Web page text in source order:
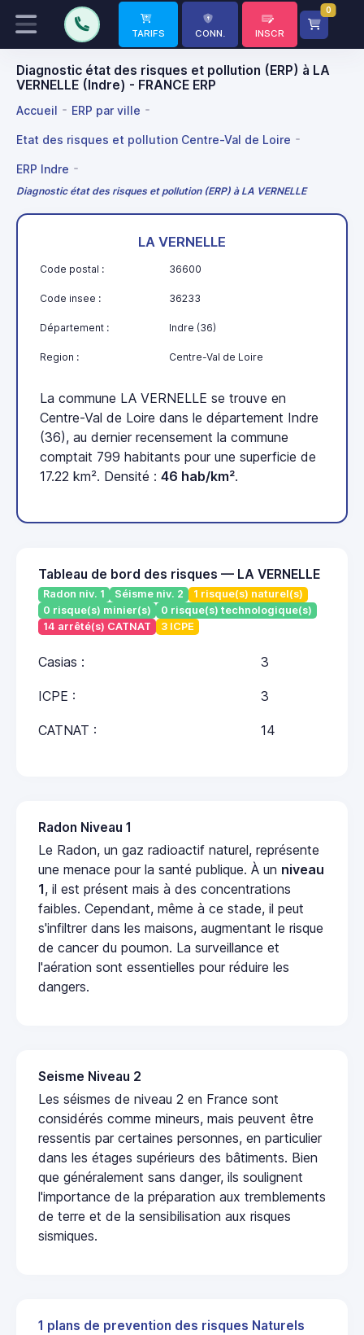
TARIFS CONN. INSCR
0
Diagnostic état des risques et pollution (ERP) à LA
VERNELLE (Indre) - FRANCE ERP
Accueil ERP par ville
Etat des risques et pollution Centre-Val de Loire
ERP Indre
Diagnostic état des risques et pollution (ERP) à LA VERNELLE
LA VERNELLE
Code postal : 36600
Code insee : 36233
Département : Indre (36)
Region : Centre-Val de Loire
La commune LA VERNELLE se trouve en
Centre-Val de Loire dans le département Indre
(36), au dernier recensement la commune
comptait 799 habitants pour une superficie de
17.22 km². Densité : 46 hab/km².
Tableau de bord des risques — LA VERNELLE
Radon niv. 1 Séisme niv. 2
1 risque(s) naturel(s)
0 risque(s) minier(s)
0 risque(s) technologique(s)
14 arrêté(s) CATNAT
3 ICPE
Casias : 3
ICPE : 3
CATNAT : 14
Radon Niveau 1
Le Radon, un gaz radioactif naturel, représente
une menace pour la santé publique. À un niveau
1, il est présent mais à des concentrations
faibles. Cependant, même à ce stade, il peut
s'infiltrer dans les maisons, augmentant le risque
de cancer du poumon. La surveillance et
l'aération sont essentielles pour réduire les
dangers.
Seisme Niveau 2
Les séismes de niveau 2 en France sont
considérés comme mineurs, mais peuvent être
ressentis par certaines personnes, en particulier
dans les étages supérieurs des bâtiments. Bien
que généralement sans danger, ils soulignent
l'importance de la préparation aux tremblements
de terre et de la sensibilisation aux risques
sismiques.
1 plans de prevention des risques Naturels